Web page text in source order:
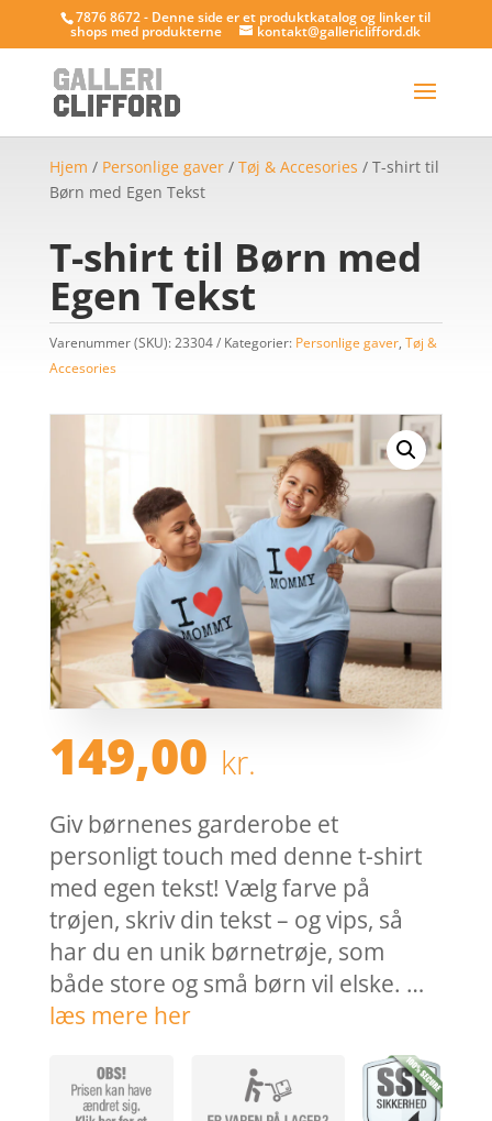
7876 8672 - Denne side er et produktkatalog og linker til
shops med produkterne kontakt@gallericlifford.dk
Hjem / Personlige gaver/ Tøj & Accesories / T-shirt til
Børn med Egen Tekst
T-shirt til Børn med
Egen Tekst
Varenummer (SKU):23304 Kategorier: Personlige gaver, Tøj &
Accesories
149,00 kr.
Giv børnenes garderobe et
personligt touch med denne t-shirt
med egen tekst! Vælg farve på
trøjen, skriv din tekst – og vips, så
har du en unik børnetrøje, som
både store og små børn vil elske. …
læs mere her